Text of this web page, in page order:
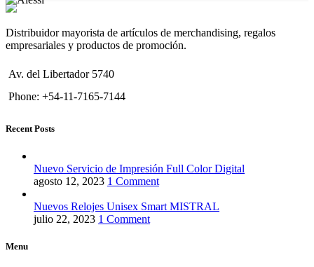
Distribuidor mayorista de artículos de merchandising, regalos
empresariales y productos de promoción.
Av. del Libertador 5740
Phone: +54-11-7165-7144
Recent Posts
Nuevo Servicio de Impresión Full Color Digital
agosto 12, 2023 1 Comment
Nuevos Relojes Unisex Smart MISTRAL
julio 22, 2023 1 Comment
Menu